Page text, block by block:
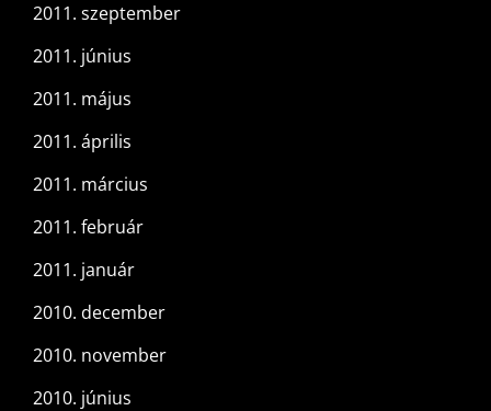
2011. szeptember
2011. június
2011. május
2011. április
2011. március
2011. február
2011. január
2010. december
2010. november
2010. június